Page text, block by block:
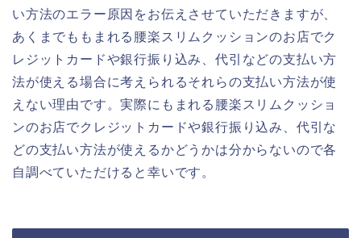
い方法のエラー原因をお伝えさせていただきますが、
あくまでももまれる腰楽スリムクッションのお店でク
レジットカードや銀行振り込み、代引などの支払い方
法が使える場合に考えられるそれらの支払い方法が使
えない理由です。実際にもまれる腰楽スリムクッショ
ンのお店でクレジットカードや銀行振り込み、代引な
どの支払い方法が使えるかどうかは分からないので各
自調べていただけると幸いです。